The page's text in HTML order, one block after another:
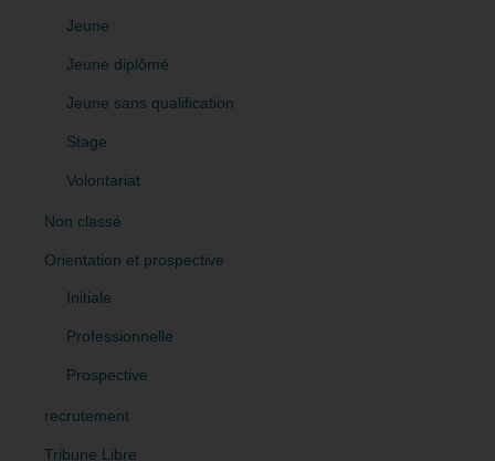
Jeune
Jeune diplômé
Jeune sans qualification
Stage
Volontariat
Non classé
Orientation et prospective
Initiale
Professionnelle
Prospective
recrutement
Tribune Libre